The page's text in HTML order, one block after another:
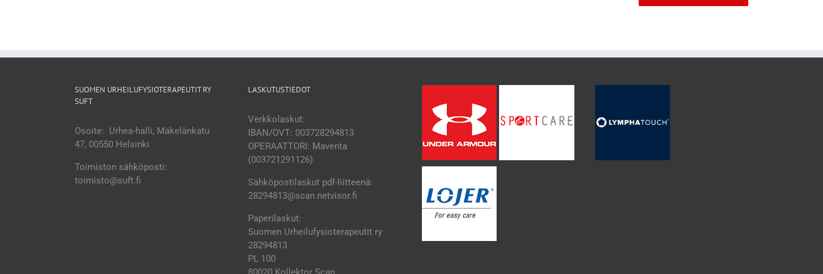
SUOMEN URHEILUFYSIOTERAPEUTIT RY
SUFT
Osoite: Urhea-halli, Mäkelänkatu
47, 00550 Helsinki
Toimiston sähköposti:
toimisto@suft.fi
LASKUTUSTIEDOT
Verkkolaskut:
IBAN/OVT: 003728294813
OPERAATTORI: Maventa
(003721291126)
Sähköpostilaskut pdf-liitteenä:
28294813@scan.netvisor.fi
Paperilaskut:
Suomen Urheilufysioterapeutit ry
28294813
PL 100